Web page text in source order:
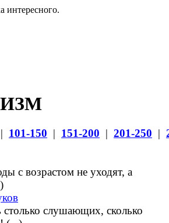
интересного.
| 101-150 | 151-200 | 201-250 |
с возрастом не уходят, а
)
слушающих, сколько